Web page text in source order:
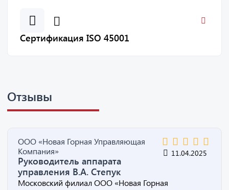
Сертификация ISO 45001
Отзывы
ООО «Новая Горная Управляющая
Компания»
Руководитель аппарата
управления В.А. Степук
11.04.2025
Московский филиал ООО «Новая Горная